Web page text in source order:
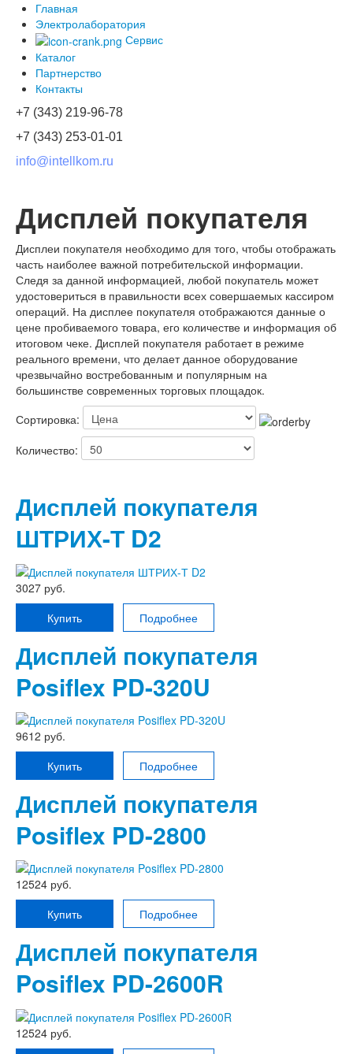
Главная
Электролаборатория
Сервис
Каталог
Партнерство
Контакты
+7 (343) 219-96-78
+7 (343) 253-01-01
info@intellkom.ru
Дисплей покупателя
Дисплеи покупателя необходимо для того, чтобы отображать
часть наиболее важной потребительской информации.
Следя за данной информацией, любой покупатель может
удостовериться в правильности всех совершаемых кассиром
операций. На дисплее покупателя отображаются данные о
цене пробиваемого товара, его количестве и информация об
итоговом чеке. Дисплей покупателя работает в режиме
реального времени, что делает данное оборудование
чрезвычайно востребованным и популярным на
большинстве современных торговых площадок.
Сортировка:
Количество:
Дисплей покупателя
ШТРИХ-Т D2
3027 руб.
Купить
Подробнее
Дисплей покупателя
Posiflex PD-320U
9612 руб.
Купить
Подробнее
Дисплей покупателя
Posiflex PD-2800
12524 руб.
Купить
Подробнее
Дисплей покупателя
Posiflex PD-2600R
12524 руб.